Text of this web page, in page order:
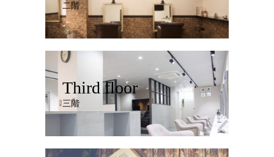
二階
Third floor
三階